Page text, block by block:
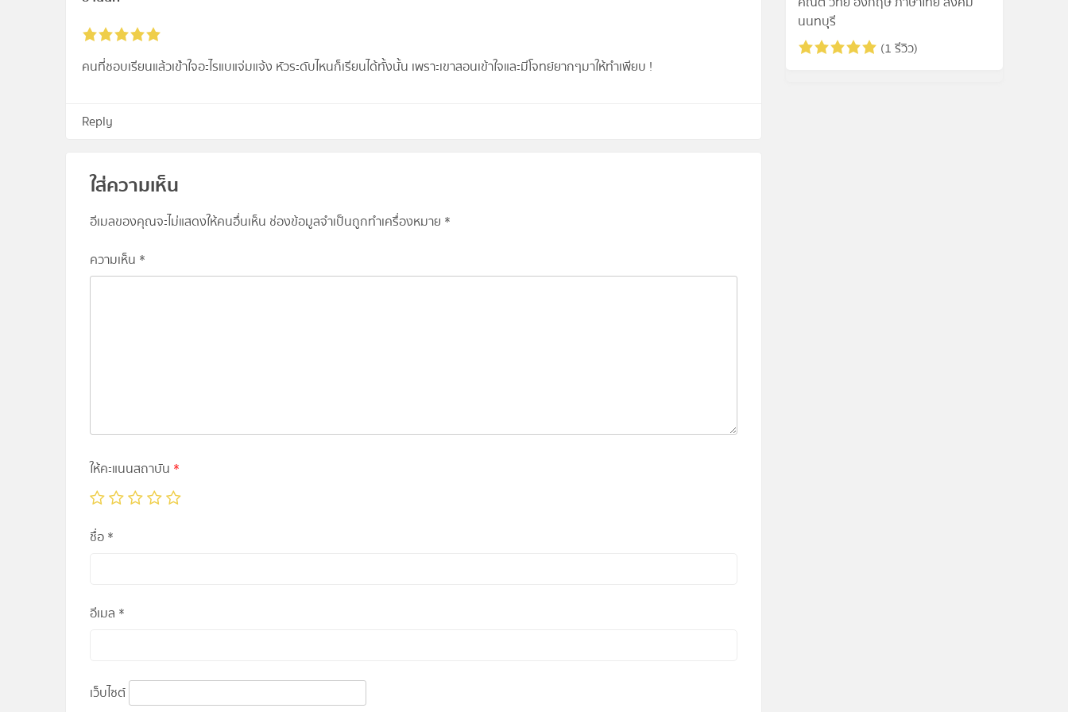
คนที่ชอบเรียนแล้วเข้่าใจอะไรแบแจ่มแจ้ง หัวระดับไหนก็เรียนได้ทั้งนั้น เพราะเขาสอนเข้าใจและมีโจทย์ยากๆมาให้ทำเพียบ !
Reply
ใส่ความเห็น
อีเมลของคุณจะไม่แสดงให้คนอื่นเห็น ช่องข้อมูลจำเป็นถูกทำเครื่องหมาย *
ความเห็น *
ให้คะแนนสถาบัน *
ชื่อ*
อีเมล *
เว็บไซต์
นนทบุุรี
(1 รีวิว)